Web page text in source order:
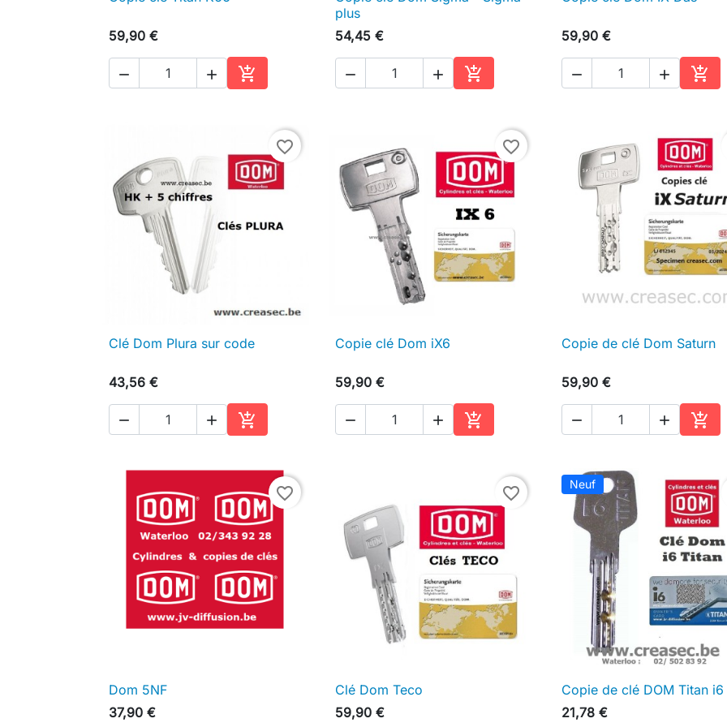
 Aperçu rapide
59,90 €
  
Ajouter au panier
 Aperçu rapide
plus
54,45 €
  
Ajouter au panier
 Aperçu rapide
59,90 €
  
favorite_border
 Aperçu rapide
Clé Dom Plura sur code
43,56 €
  
Ajouter au panier
favorite_border
 Aperçu rapide
Copie clé Dom iX6
59,90 €
  
Ajouter au panier
 Aperçu rapide
Copie de clé Dom Saturn
59,90 €
  
favorite_border

Dom 5NF
37,90 €
favorite_border
 Aperçu rapide
Clé Dom Teco
59,90 €
Neuf
 Aperçu rapide
Copie de clé DOM Titan i6
21,78 €